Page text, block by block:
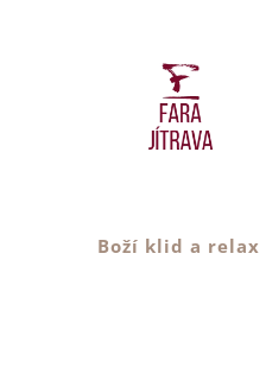
Boží klid a relax